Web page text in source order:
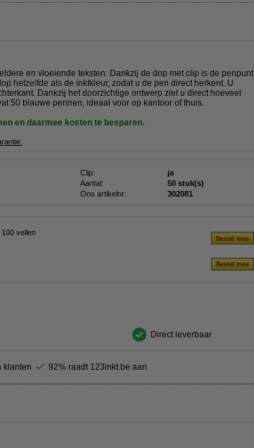
en vloeiende teksten. Dankzij de dop met clip is de penpunt
hetzelfde als de inktkleur, zodat u de pen direct herkent. U
Dankzij het doorzichtige ontwerp ziet u direct hoeveel
50 blauwe pennen, ideaal voor op kantoor of thuis.
en daarmee kosten te besparen.
Clip:
ja
Aantal:
50 stuk(s)
Ons artikelnr: 302081
vellen
Direct leverbaar
klanten 92% raadt 123inkt.be aan